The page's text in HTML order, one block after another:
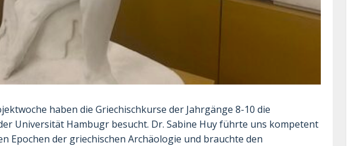
haben die Griechischkurse der Jahrgänge 8-10 die
Universität Hambugr besucht. Dr. Sabine Huy führte uns kompetent
Epochen der griechischen Archäologie und brauchte den